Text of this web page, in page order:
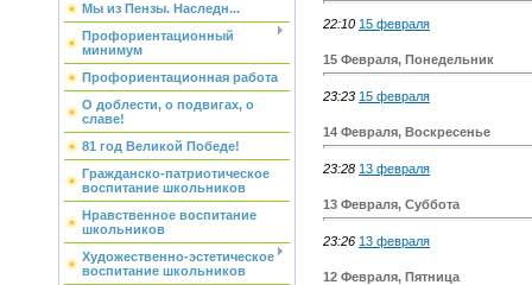
Мы из Пензы. Наследн...
Профориентационный
минимум
Профориентационная работа
О доблести, о подвигах, о
славе!
81 год Великой Победе!
Гражданско-патриотическое
воспитание школьников
Нравственное воспитание
школьников
Художественно-эстетическое
воспитание школьников
22:10 15 февраля
15 Февраля, Понедельник
23:23 15 февраля
14 Февраля, Воскресенье
23:28 13 февраля
13 Февраля, Суббота
23:26 13 февраля
12 Февраля, Пятница